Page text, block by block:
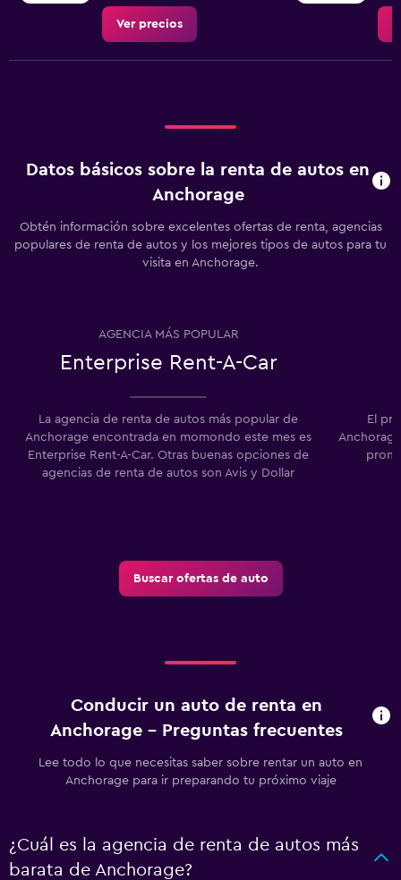
Ver precios
Datos básicos sobre la renta de autos en
Anchorage
Obtén información sobre excelentes ofertas de renta, agencias
populares de renta de autos y los mejores tipos de autos para tu
visita en Anchorage.
AGENCIA MÁS POPULAR
Enterprise Rent-A-Car
La agencia de renta de autos más popular de
Anchorage encontrada en momondo este mes es
Enterprise Rent-A-Car. Otras buenas opciones de
agencias de renta de autos son Avis y Dollar
El
Buscar ofertas de auto
Conducir un auto de renta en
Anchorage - Preguntas frecuentes
Lee todo lo que necesitas saber sobre rentar un auto en
Anchorage para ir preparando tu próximo viaje
¿Cuál es la agencia de renta de autos más
barata de Anchorage?